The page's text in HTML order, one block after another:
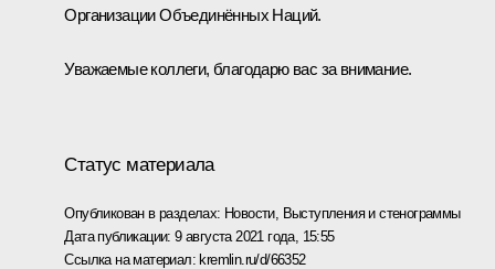
Организации Объединённых Наций.
Уважаемые коллеги, благодарю вас за внимание.
Статус материала
Опубликован в разделах: Новости, Выступления и стенограммы
Дата публикации:9 августа 2021 года, 15:55
Ссылка на материал: kremlin.ru/d/66352